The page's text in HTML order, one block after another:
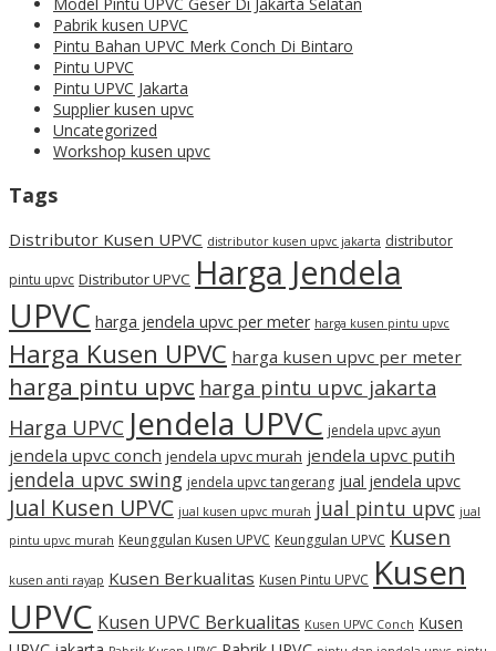
Pabrik kusen UPVC
Pintu Bahan UPVC Merk Conch Di Bintaro
Pintu UPVC
Pintu UPVC Jakarta
Supplier kusen upvc
Uncategorized
Workshop kusen upvc
Tags
Distributor Kusen UPVC distributor kusen upvc jakarta distributor
pintu upvc Distributor UPVC Harga Jendela
UPVC harga jendela upvc per meter harga kusen pintu upvc
Harga Kusen UPVC harga kusen upvc per meter
harga pintu upvc harga pintu upvc jakarta
Harga UPVC Jendela UPVC jendela upvc ayun
jendela upvc conch jendela upvc murah jendela upvc putih
jendela upvc swing jendela upvc tangerang jual jendela upvc
Jual Kusen UPVC jual kusen upvc murah jual pintu upvc jual
pintu upvc murah Keunggulan Kusen UPVC Keunggulan UPVC Kusen
kusen anti rayap Kusen Berkualitas Kusen Pintu UPVC Kusen
UPVC Kusen UPVC Berkualitas Kusen UPVC Conch Kusen